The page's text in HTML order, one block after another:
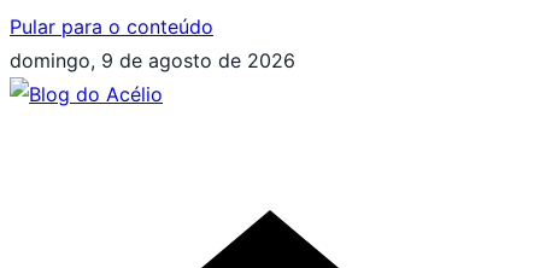
Pular para o conteúdo
domingo, 9 de agosto de 2026